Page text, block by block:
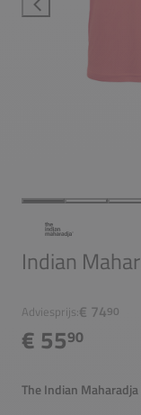
Indian
Adviesprijs:€ 7490
€ 5590
The Indian